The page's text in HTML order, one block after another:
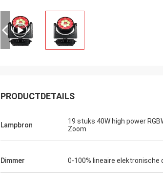
PRODUCTDETAILS
Lampbron
19 stuks 40W high power
Zoom
Dimmer 0-100% lineaire elektronische